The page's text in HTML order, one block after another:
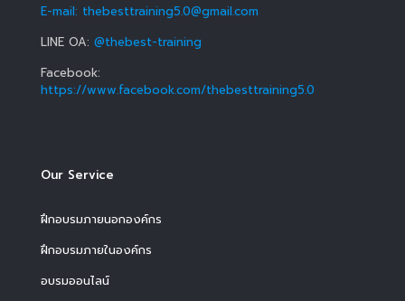
E-mail: thebesttraining5.0@gmail.com
LINE OA: @thebest-training
Facebook:
https://www.facebook.com/thebesttraining5.0
Our Service
ฝึกอบรมภายนอกองค์กร
ฝึกอบรมภายในองค์กร
อบรมออนไลน์